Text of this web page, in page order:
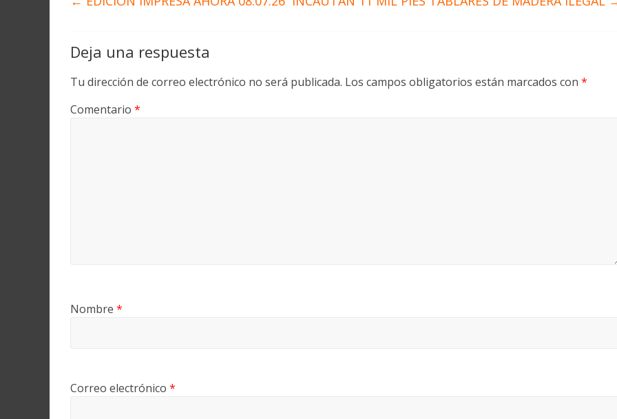
Deja una respuesta
Tu dirección de correo electrónico no será publicada. Los campos obligatorios están marcados con *
Comentario *
Nombre *
Correo electrónico *